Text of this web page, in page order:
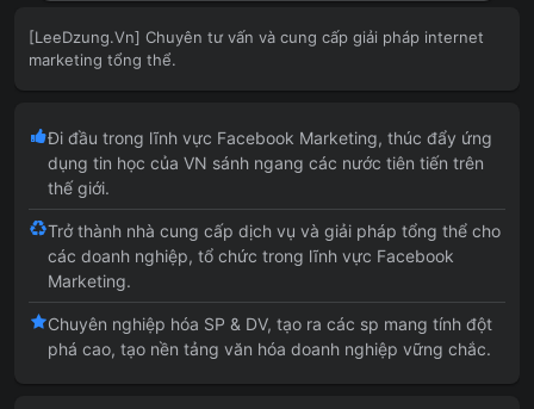
[LeeDzung.Vn] Chuyên tư vấn và cung cấp giải pháp internet
marketing tổng thể.
Đi đầu trong lĩnh vực Facebook Marketing, thúc đẩy ứng
dụng tin học của VN sánh ngang các nước tiên tiến trên
thế giới.
Trở thành nhà cung cấp dịch vụ và giải pháp tổng thể cho
các doanh nghiệp, tổ chức trong lĩnh vực Facebook
Marketing.
Chuyên nghiệp hóa SP & DV, tạo ra các sp mang tính đột
phá cao, tạo nền tảng văn hóa doanh nghiệp vững chắc.